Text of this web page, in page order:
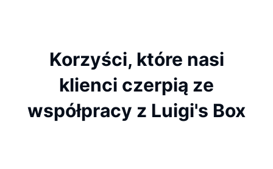
Korzyści, które nasi
klienci czerpią ze
współpracy z Luigi's Box